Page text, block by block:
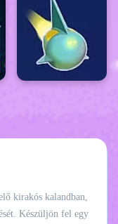
kirakós kalandban,
Készüljön fel egy